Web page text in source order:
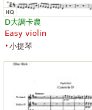
D大調卡農
Easy violin
小提琴